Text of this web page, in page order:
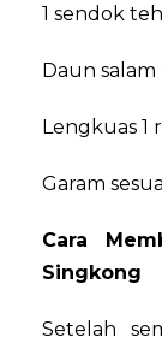
1 sendok
Daun
Lengkuas 1
Garam
Cara
Singkong
Setelah